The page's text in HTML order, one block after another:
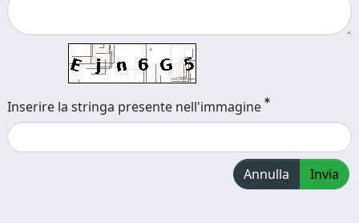
Inserire la stringa presente nell'immagine
Annulla Invia